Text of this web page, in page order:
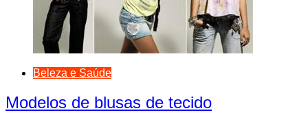
Beleza e Saúde
Modelos de blusas de tecido